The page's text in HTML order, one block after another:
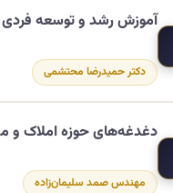
آموزش رشد و توسعه
دکتر حمیدرضا محتشمی
دغدغه‌های حوزه املاک و
مهندس صمد سلیمان‌زاده